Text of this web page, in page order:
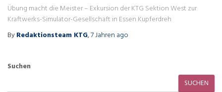
Übung macht die Meister – Exkursion der KTG Sektion West zur
Kraftwerks-Simulator-Gesellschaft in Essen Kupferdreh
ByRedaktionsteam KTG,7 Jahren ago
Suchen
SUCHEN